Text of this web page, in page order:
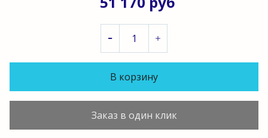
В корзину
Заказ в один клик